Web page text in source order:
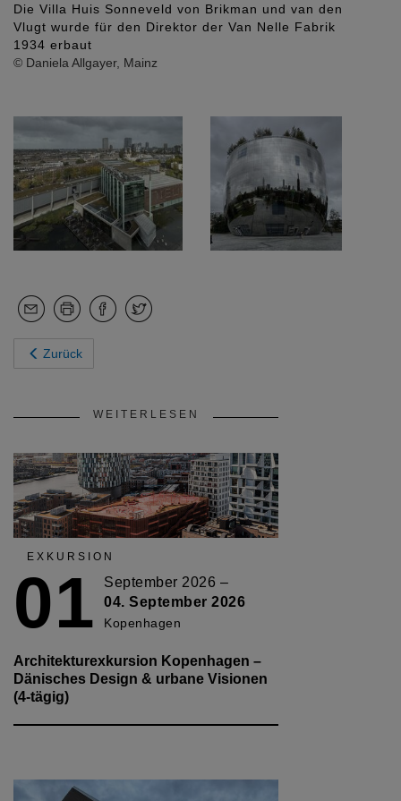
Die Villa Huis Sonneveld von Brikman und van den
Vlugt wurde für den Direktor der Van Nelle Fabrik
1934 erbaut
© Daniela Allgayer, Mainz
Zurück
WEITERLESEN
EXKURSION
01
September 2026 –
04. September 2026
Kopenhagen
Architekturexkursion Kopenhagen –
Dänisches Design & urbane Visionen
(4-tägig)